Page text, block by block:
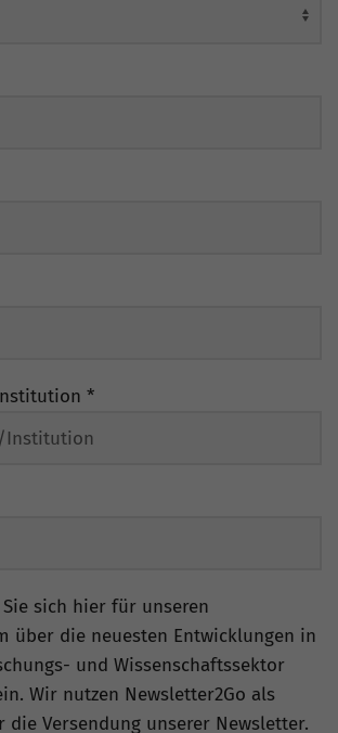
*
sich hier für unseren
über die neuesten Entwicklungen in
und Wissenschaftssektor
Wir nutzen Newsletter2Go als
Versendung unserer Newsletter.